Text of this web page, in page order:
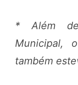
* Além de
Municipal,
também